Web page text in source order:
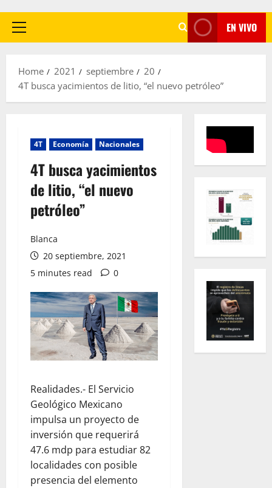
Primary
EN VIVO
Home 2021 septiembre
20
4T busca yacimientos de litio, “el nuevo petróleo”
4T Economía Nacionales
4T busca yacimientos
de litio, “el nuevo
petróleo”
Blanca
20 septiembre, 2021
5 minutes read
0
Realidades.- El Servicio
Geológico Mexicano
impulsa un proyecto de
inversión que requerirá
47.6 mdp para estudiar 82
localidades con posible
presencia del elemento